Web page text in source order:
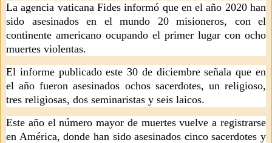
La agencia vaticana Fides informó que en el año 2020 han
sido asesinados en el mundo 20 misioneros, con el
continente americano ocupando el primer lugar con ocho
muertes violentas.
El informe publicado este 30 de diciembre señala que en
el año fueron asesinados ochos sacerdotes, un religioso,
tres religiosas, dos seminaristas y seis laicos.
Este año el número mayor de muertes vuelve a registrarse
en América, donde han sido asesinados cinco sacerdotes y